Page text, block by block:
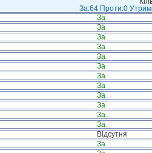
За:64 Проти:0
За
За
За
За
За
За
За
За
За
За
За
За
Відсутня
За